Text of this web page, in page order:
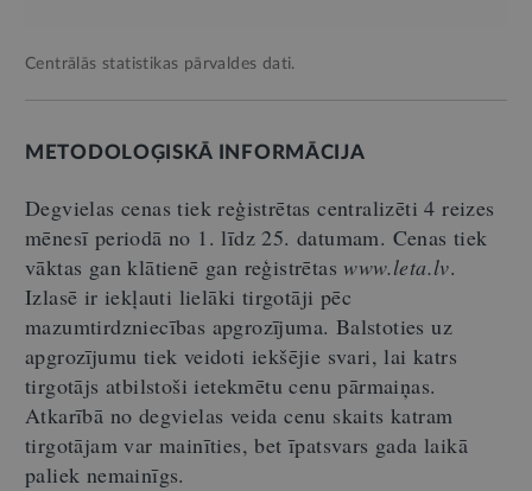
Centrālās statistikas pārvaldes dati.
METODOLOĢISKĀ INFORMĀCIJA
Degvielas cenas tiek reģistrētas centralizēti 4 reizes
mēnesī periodā no 1. līdz 25. datumam. Cenas tiek
vāktas gan klātienē gan reģistrētaswww.leta.lv.
Izlasē ir iekļauti lielāki tirgotāji pēc
mazumtirdzniecības apgrozījuma. Balstoties uz
apgrozījumu tiek veidoti iekšējie svari, lai katrs
tirgotājs atbilstoši ietekmētu cenu pārmaiņas.
Atkarībā no degvielas veida cenu skaits katram
tirgotājam var mainīties, bet īpatsvars gada laikā
paliek nemainīgs.